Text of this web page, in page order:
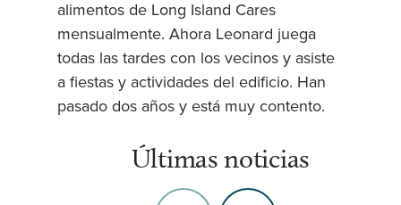
alimentos de Long Island Cares
mensualmente. Ahora Leonard juega
todas las tardes con los vecinos y asiste
a fiestas y actividades del edificio. Han
pasado dos años y está muy contento.
Últimas noticias